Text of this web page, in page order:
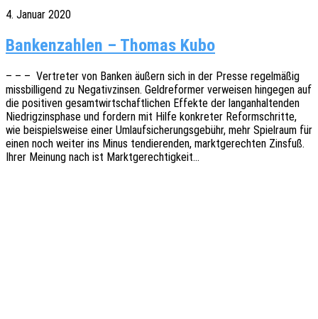
4. Januar 2020
Bankenzahlen – Thomas Kubo
– – – Vertre­ter von Banken äußern sich in der Presse regel­mä­ßig
miss­bil­li­gend zu Nega­tiv­zin­sen. Geld­re­for­mer verwei­sen hinge­gen auf
die posi­ti­ven gesamt­wirt­schaft­li­chen Effek­te der lang­an­hal­ten­den
Nied­rig­zins­pha­se und fordern mit Hilfe konkre­ter Reform­schrit­te,
wie beispiels­wei­se einer Umlauf­si­che­rungs­ge­bühr, mehr Spiel­raum für
einen noch weiter ins Minus tendie­ren­den, markt­ge­rech­ten Zins­fuß.
Ihrer Meinung nach ist Marktgerechtigkeit…